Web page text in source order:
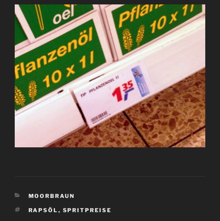
KATEGORIEN
MOORBRAUN
SCHLAGWÖRTER
RAPSÖL , SPRITPREISE